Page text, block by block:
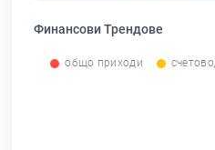
Финансови Трендове
общо приходи